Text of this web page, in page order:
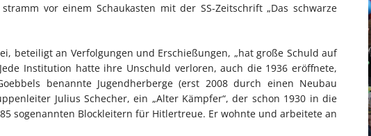
vor einem Schaukasten mit der SS-Zeitschrift „Das schwarze
beteiligt an Verfolgungen und Erschießungen, „hat große Schuld auf
Institution hatte ihre Unschuld verloren, auch die 1936 eröffnete,
benannte Jugendherberge (erst 2008 durch einen Neubau
Julius Schecher, ein „Alter Kämpfer“, der schon 1930 in die
sogenannten Blockleitern für Hitlertreue. Er wohnte und arbeitete an
INDUSTRIELLER CHIC: WIE
KUNSTSTOFFFENSTER DEN
LOFT-STIL IN IHREM
EINFAMILIENHAUS
UNTERSTÜTZEN